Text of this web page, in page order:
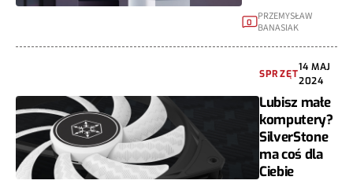
0 PRZEMYSŁAW
BANASIAK
SPRZĘT
14 MAJ
2024
Lubisz małe
komputery?
SilverStone
ma coś dla
Ciebie